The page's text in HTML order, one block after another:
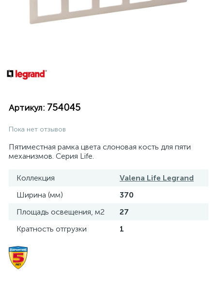
Артикул: 754045
Пока нет отзывов
Пятиместная рамка цвета слоновая кость для пяти
механизмов. Серия Life.
Коллекция
Valena Life Legrand
Ширина (мм)
370
Площадь освещения, м2
27
Кратность отгрузки
1